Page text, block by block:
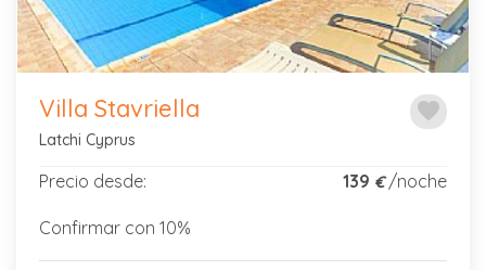
favorite
Villa Stavriella
Latchi Cyprus
Precio desde: 139 €/noche
Confirmar con 10%